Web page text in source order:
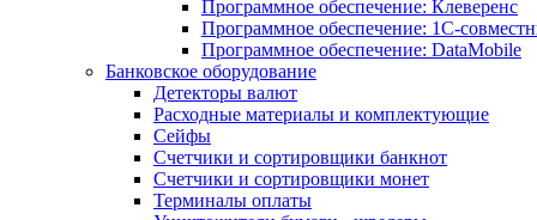
Программное обеспечение: Клеверенс
Программное обеспечение: 1С-
Программное обеспечение: DataMobile
Банковское оборудование
Детекторы валют
Расходные материалы и комплектующие
Сейфы
Счетчики и сортировщики банкнот
Счетчики и сортировщики монет
Терминалы оплаты